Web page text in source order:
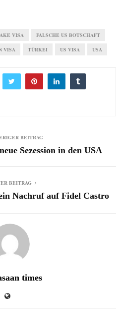
VISA FALSCHE US BOTSCHAFT
VISA TÜRKEI US VISA USA
BEITRAG
Sezession in den USA
BEITRAG
Nachruf auf Fidel Castro
times